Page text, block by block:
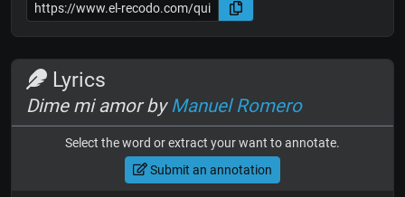
Lyrics
Dime mi amor byManuel Romero
Select the word or extract your want to annotate.
Submit an annotation